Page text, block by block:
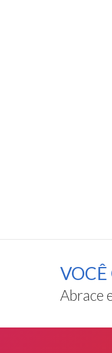
VOCÊ
Abrace